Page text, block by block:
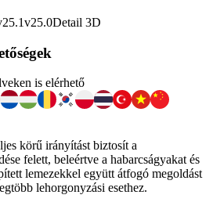
v25.0Detail 3D
is elérhető
körű irányítást biztosít a
felett, beleértve a habarcságyakat és
lemezekkel együtt átfogó megoldást
lehorgonyzási esethez.